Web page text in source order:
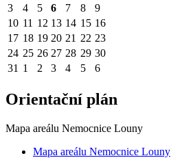
3
4 5 6 7 8
9
10 11 12 13 14 15 16
17 18 19 20 21 22 23
24 25 26 27 28 29 30
31 1 2 3 4 5 6
Orientační plán
Mapa areálu Nemocnice Louny
Mapa areálu Nemocnice Louny